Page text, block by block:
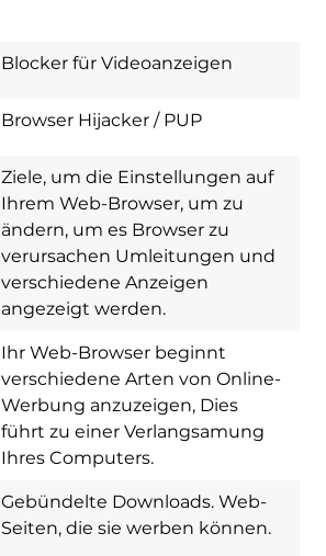
Blocker für Videoanzeigen
Browser Hijacker / PUP
Ziele, um die Einstellungen auf
Ihrem Web-Browser, um zu
ändern, um es Browser zu
verursachen Umleitungen und
verschiedene Anzeigen
angezeigt werden.
Ihr Web-Browser beginnt
verschiedene Arten von Online-
Werbung anzuzeigen, Dies
führt zu einer Verlangsamung
Ihres Computers.
Gebündelte Downloads. Web-
Seiten, die sie werben können.
Download
Spy Hunter